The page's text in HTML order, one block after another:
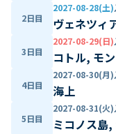
2日目
2027-08-28(土)
ヴェネツィ
3日目
2027-08-29(日)
コトル, モ
4日目
2027-08-30(月)
海上
5日目
2027-08-31(火)
ミコノス島,